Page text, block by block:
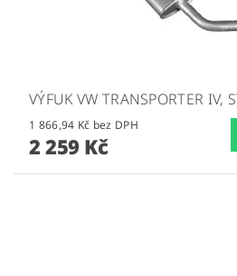
VÝFUK VW TRANSPORTER IV,
1 866,94 Kč bez DPH
2 259 Kč